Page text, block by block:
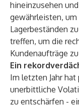
hineinzusehen
gewährleisten,
Lagerbeständen
treffen, um die
Kundenaufträge
Ein
Im letzten Jahr
unerbittliche
zu entschärfen -